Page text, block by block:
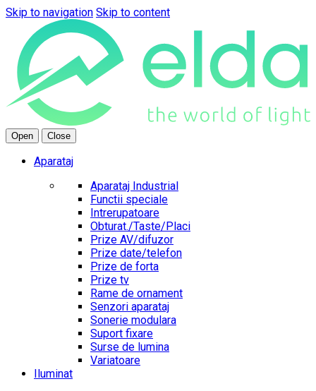
Skip to navigation Skip to content
Open Close
Aparataj
Aparataj Industrial
Functii speciale
Intrerupatoare
Obturat./Taste/Placi
Prize AV/difuzor
Prize date/telefon
Prize de forta
Prize tv
Rame de ornament
Senzori aparataj
Sonerie modulara
Suport fixare
Surse de lumina
Variatoare
Iluminat